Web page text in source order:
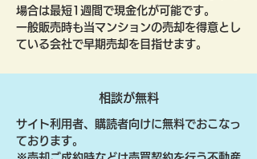
場合は最短1週間で現金化が可能です。
一般販売時も当マンションの売却を得意とし
ている会社で早期売却を目指せます。
相談が無料
サイト利用者、購読者向けに無料でおこなっ
ております。